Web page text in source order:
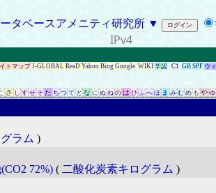
タベースアメニティ研究所 ▼
IPv4
トマップ J-GLOBAL ReaD Yahoo Bing Google WIKI 学認 C1 GB SPF ウ
さ し す せ そ た ち つ て と な に ぬ ね の は ひ ふ へ ほ ま み む め も や ゆ
ラム )
72%) ( 二酸化炭素キログラム )